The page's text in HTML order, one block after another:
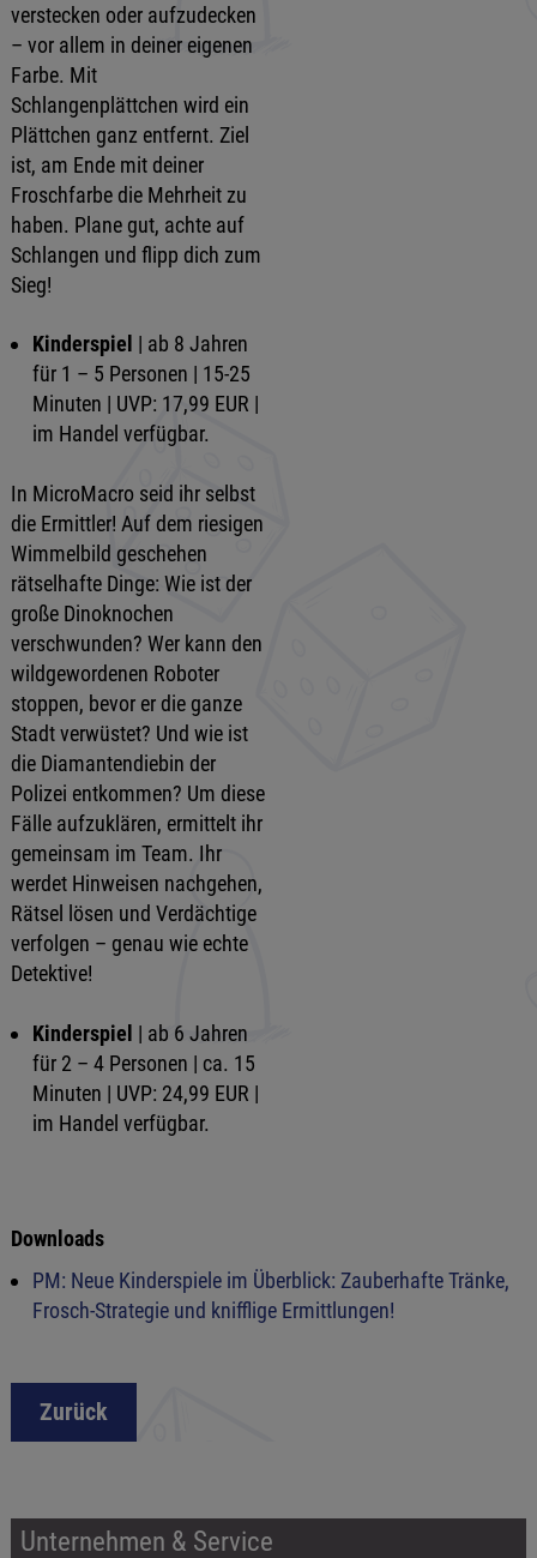
verstecken oder aufzudecken
– vor allem in deiner eigenen
Farbe. Mit
Schlangenplättchen wird ein
Plättchen ganz entfernt. Ziel
ist, am Ende mit deiner
Froschfarbe die Mehrheit zu
haben. Plane gut, achte auf
Schlangen und flipp dich zum
Sieg!
Kinderspiel | ab 8 Jahren
für 1 – 5 Personen | 15-25
Minuten | UVP: 17,99 EUR |
im Handel verfügbar.
In MicroMacro seid ihr selbst
die Ermittler! Auf dem riesigen
Wimmelbild geschehen
rätselhafte Dinge: Wie ist der
große Dinoknochen
verschwunden? Wer kann den
wildgewordenen Roboter
stoppen, bevor er die ganze
Stadt verwüstet? Und wie ist
die Diamantendiebin der
Polizei entkommen? Um diese
Fälle aufzuklären, ermittelt ihr
gemeinsam im Team. Ihr
werdet Hinweisen nachgehen,
Rätsel lösen und Verdächtige
verfolgen – genau wie echte
Detektive!
Kinderspiel | ab 6 Jahren
für 2 – 4 Personen | ca. 15
Minuten | UVP: 24,99 EUR |
im Handel verfügbar.
Downloads
PM: Neue Kinderspiele im Überblick: Zauberhafte Tränke,
Frosch-Strategie und knifflige Ermittlungen!
Zurück
Unternehmen & Service